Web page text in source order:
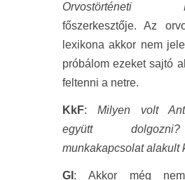
Orvostörténeti
főszerkesztője. Az
lexikona akkor nem
próbálom ezeket sajtó
feltenni a netre.
KkF: Milyen volt
együtt
munkakapcsolat alakult
GI : Akkor még